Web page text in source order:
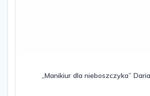
„Manikiur dla nieboszczyka”